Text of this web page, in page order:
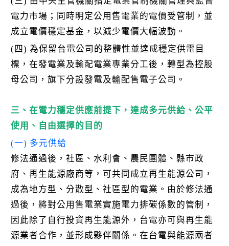
電力市場；同時明定公用售電業的電價受管制，並
成立電價穩定基金，以減少電價大幅波動。
(四) 為保留台電公司的整體性並達成穩定供電目
標，在發電業及輸配電業專業分工後，轉型為控股
母公司，旗下分設發電及輸配售電子公司。
三、在電力穩定供應前提下，達成多元供給、公平
使用、自由選擇的目的
(一) 多元供給
修法通過後，社區、水利會、農民團體、縣市政
府、再生能源廠商等，可共同成立再生能源公司，
成為地方型、分散型、社區型的電業。由於修法通
過後，將對公用售電業實施電力排碳係數的管制，
因此除了自行投資再生能源外，台電亦可與再生能
源業者合作，並形成夥伴關係。在台電與能源兩者